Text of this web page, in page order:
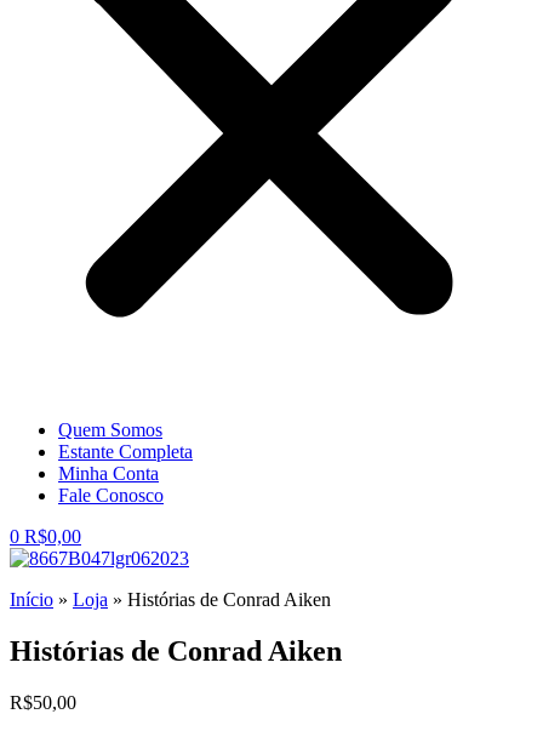
Quem Somos
Estante Completa
Minha Conta
Fale Conosco
0 R$0,00
Início » Loja » Histórias de Conrad Aiken
Histórias de Conrad Aiken
R$50,00